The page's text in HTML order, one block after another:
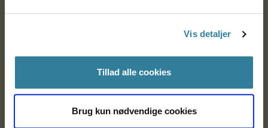
Vis detaljer
Tillad alle cookies
Brug kun nødvendige cookies
9000 Aalborg